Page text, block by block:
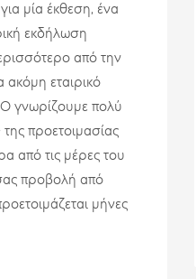
μία έκθεση, ένα
εκδήλωση
από την
ακόμη εταιρικό
γνωρίζουμε πολύ
προετοιμασίας
από τις μέρες του
προβολή από
μήνες